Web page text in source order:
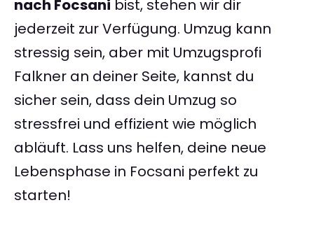
nach Focsani bist, stehen wir dir
jederzeit zur Verfügung. Umzug kann
stressig sein, aber mit Umzugsprofi
Falkner an deiner Seite, kannst du
sicher sein, dass dein Umzug so
stressfrei und effizient wie möglich
abläuft. Lass uns helfen, deine neue
Lebensphase in Focsani perfekt zu
starten!